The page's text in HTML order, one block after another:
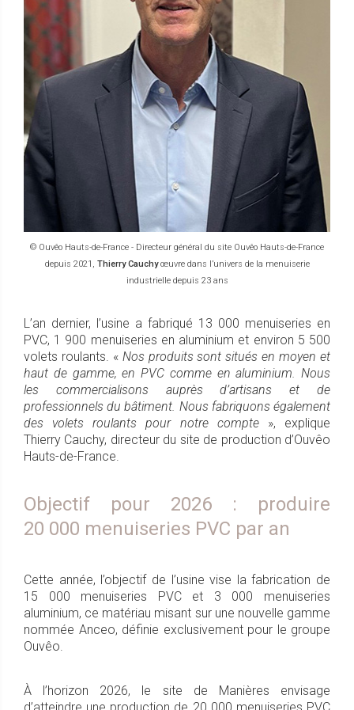
© Ouvêo Hauts-de-France - Directeur général du site Ouvêo Hauts-de-France
depuis 2021, Thierry Cauchyœuvre dans l’univers de la menuiserie
industrielle depuis 23 ans
L’an dernier, l’usine a fabriqué 13 000 menuiseries en
PVC, 1 900 menuiseries en aluminium et environ 5 500
volets roulants. « Nos produits sont situés en moyen et
haut de gamme, en PVC comme en aluminium. Nous
les commercialisons auprès d’artisans et de
professionnels du bâtiment. Nous fabriquons également
des volets roulants pour notre compte », explique
Thierry Cauchy, directeur du site de production d’Ouvêo
Hauts-de-France.
Objectif pour 2026 : produire
20 000 menuiseries PVC par an
Cette année, l’objectif de l’usine vise la fabrication de
15 000 menuiseries PVC et 3 000 menuiseries
aluminium, ce matériau misant sur une nouvelle gamme
nommée Anceo, définie exclusivement pour le groupe
Ouvêo.
À l’horizon 2026, le site de Manières envisage